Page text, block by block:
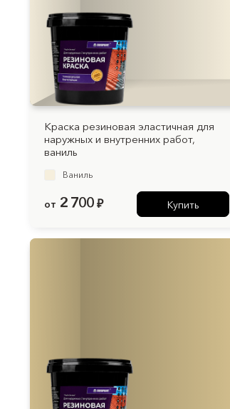
Краска резиновая эластичная для
наружных и внутренних работ,
ваниль
Ваниль
от 2 700 ₽ Купить